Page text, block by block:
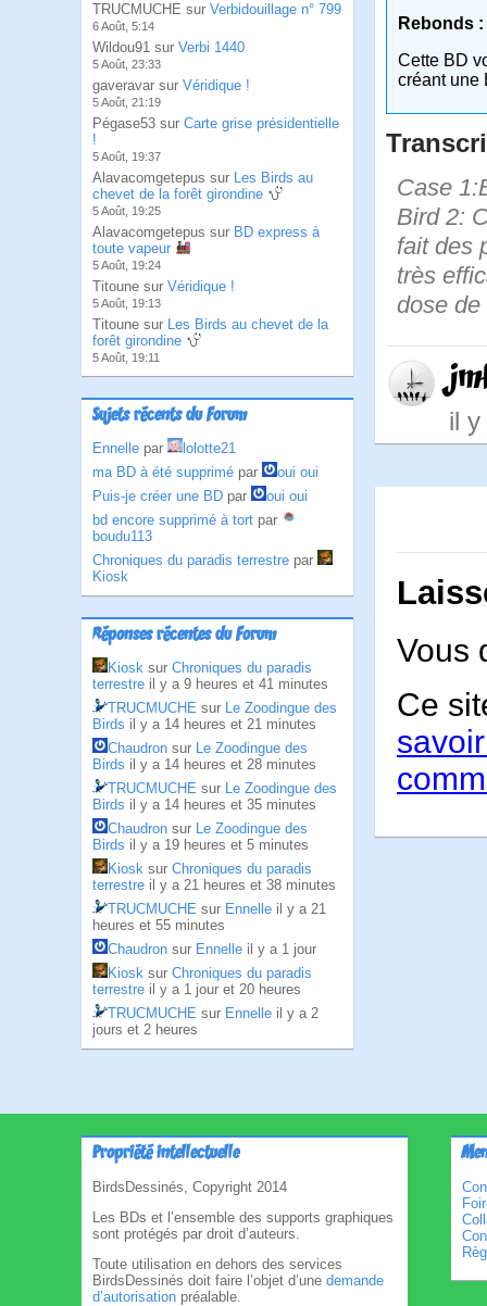
TRUCMUCHE sur Verbidouillage n° 799
6 Août, 5:14
Wildou91 sur Verbi 1440
5 Août, 23:33
gaveravar sur Véridique !
5 Août, 21:19
Pégase53 sur Carte grise présidentielle
!
5 Août, 19:37
Alavacomgetepus sur Les Birds au
chevet de la forêt girondine
5 Août, 19:25
Alavacomgetepus sur BD express à
toute vapeur
5 Août, 19:24
Titoune sur Véridique !
5 Août, 19:13
Titoune sur Les Birds au chevet de la
forêt girondine
5 Août, 19:11
Sujets récents du Forum
Ennelle par
lolotte21
ma BD à été supprimé par
oui oui
Puis-je créer une BD par
oui oui
bd encore supprimé à tort par
boudu113
Chroniques du paradis terrestre par
Kiosk
Réponses récentes du Forum
Kiosk sur Chroniques du paradis
terrestre il y a 9 heures et 41 minutes
TRUCMUCHE sur Le Zoodingue des
Birds il y a 14 heures et 21 minutes
Chaudron sur Le Zoodingue des
Birds il y a 14 heures et 28 minutes
TRUCMUCHE sur Le Zoodingue des
Birds il y a 14 heures et 35 minutes
Chaudron sur Le Zoodingue des
Birds il y a 19 heures et 5 minutes
Kiosk sur Chroniques du paradis
terrestre il y a 21 heures et 38 minutes
TRUCMUCHE sur Ennelle il y a 21
heures et 55 minutes
Chaudron sur Ennelle il y a 1 jour
Kiosk sur Chroniques du paradis
terrestre il y a 1 jour et 20 heures
TRUCMUCHE sur Ennelle il y a 2
jours et 2 heures
Rebonds :
Cette BD
créant une
Case
Bird 2:
fait des
très
dose
il y
Vous
Ce
Propriété intellectuelle
BirdsDessinés, Copyright 2014
Les BDs et l’ensemble des supports graphiques
sont protégés par droit d’auteurs.
Toute utilisation en dehors des services
BirdsDessinés doit faire l’objet d’une demande
d’autorisation préalable.